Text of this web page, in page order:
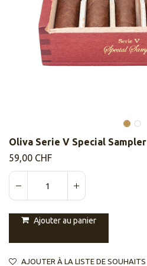
Oliva Serie V Special Sampler
59,00 CHF
Ajouter au panier
AJOUTER À LA LISTE DE SOUHAITS